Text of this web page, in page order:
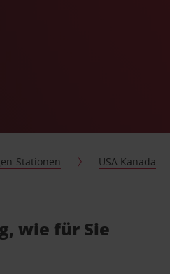
Stationen USA Kanada
wie für Sie